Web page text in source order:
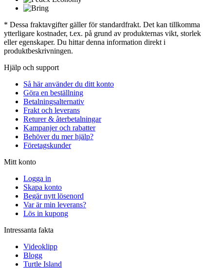
* Dessa fraktavgifter gäller för standardfrakt. Det kan tillkomma
ytterligare kostnader, t.ex. på grund av produkternas vikt, storlek
eller egenskaper. Du hittar denna information direkt i
produktbeskrivningen.
Hjälp och support
Så här använder du ditt konto
Göra en beställning
Betalningsalternativ
Frakt och leverans
Returer & återbetalningar
Kampanjer och rabatter
Behöver du mer hjälp?
Företagskunder
Mitt konto
Logga in
Skapa konto
Begär nytt lösenord
Var är min leverans?
Lös in kupong
Intressanta fakta
Videoklipp
Blogg
Turtle Island